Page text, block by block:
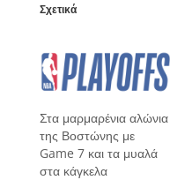
Σχετικά
Στα μαρμαρένια αλώνια
της Βοστώνης με
Game 7 και τα μυαλά
στα κάγκελα